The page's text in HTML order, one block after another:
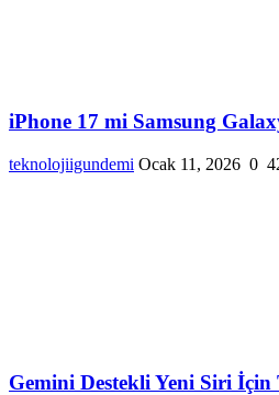
iPhone 17 mi Samsung
teknolojiigundemi Ocak 11, 2026 0
Gemini Destekli Yeni Siri İçin